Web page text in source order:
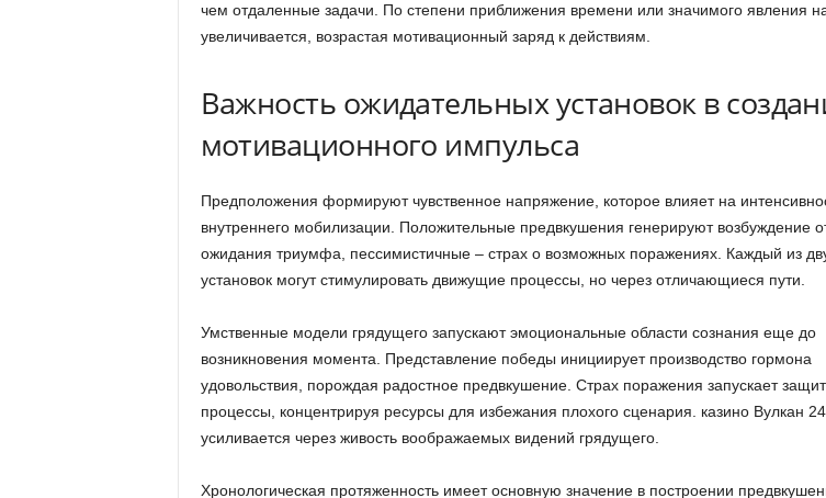
чем отдаленные задачи. По степени приближения времени или значимого явления
увеличивается, возрастая мотивационный заряд к действиям.
Важность ожидательных установок в
мотивационного импульса
Предположения формируют чувственное напряжение, которое влияет на
внутреннего мобилизации. Положительные предвкушения генерируют возбуждение
ожидания триумфа, пессимистичные – страх о возможных поражениях. Каждый из
установок могут стимулировать движущие процессы, но через отличающиеся пути.
Умственные модели грядущего запускают эмоциональные области сознания еще до
возникновения момента. Представление победы инициирует производство гормона
удовольствия, порождая радостное предвкушение. Страх поражения запускает
процессы, концентрируя ресурсы для избежания плохого сценария. казино Вулкан 24
усиливается через живость воображаемых видений грядущего.
Хронологическая протяженность имеет основную значение в построении